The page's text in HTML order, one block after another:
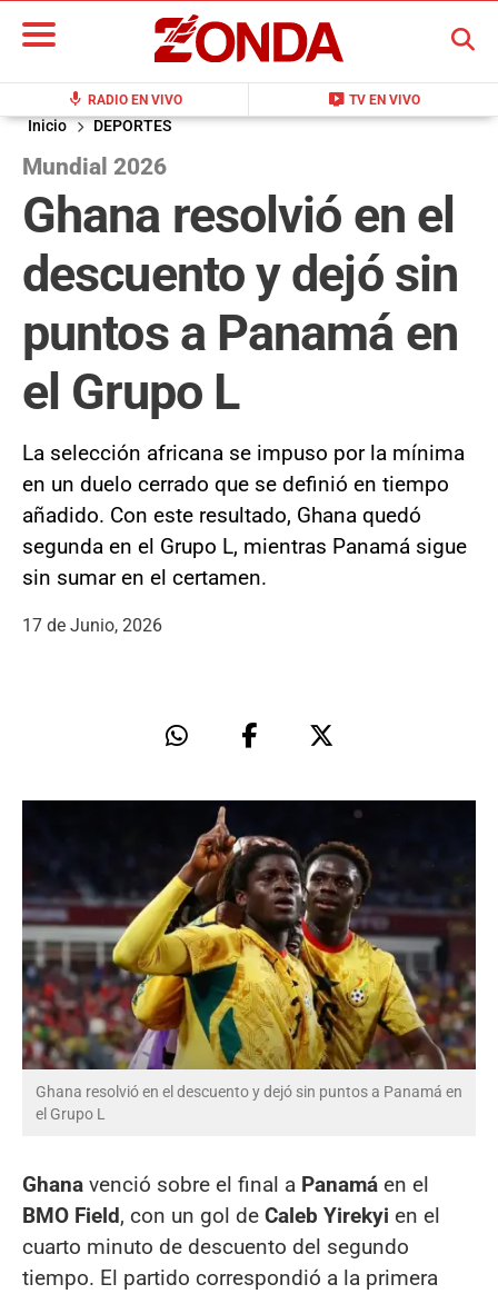
mic RADIO EN VIVO live_tv TV EN VIVO
BUSCAR
Inicio DEPORTES
Mundial 2026
Ghana resolvió en el
descuento y dejó sin
puntos a Panamá en
el Grupo L
La selección africana se impuso por la mínima
en un duelo cerrado que se definió en tiempo
añadido. Con este resultado, Ghana quedó
segunda en el Grupo L, mientras Panamá sigue
sin sumar en el certamen.
17 de Junio, 2026
Ghana resolvió en el descuento y dejó sin puntos a Panamá en
el Grupo L
Ghana venció sobre el final a Panamá en el
BMO Field, con un gol de Caleb Yirekyi en el
cuarto minuto de descuento del segundo
tiempo. El partido correspondió a la primera